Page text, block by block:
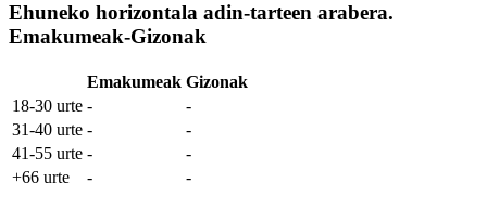
Ehuneko horizontala adin-tarteen arabera.
Emakumeak-Gizonak
Emakumeak Gizonak
18-30 urte -
-
31-40 urte -
-
41-55 urte -
-
+66 urte
- -